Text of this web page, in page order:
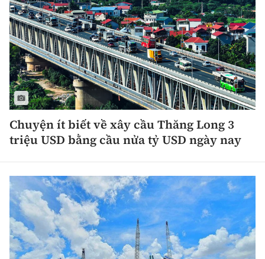
Chuyện ít biết về xây cầu Thăng Long 3
triệu USD bằng cầu nửa tỷ USD ngày nay